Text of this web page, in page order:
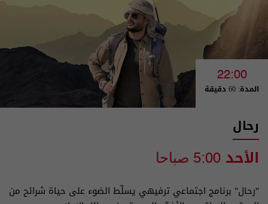
22:00
المدة: 60 دقيقة
رحال
الأحد 5:00 صباحا
"رحال" برنامج اجتماعي ترفيهي يسلّط الضوء على حياة شرائح من